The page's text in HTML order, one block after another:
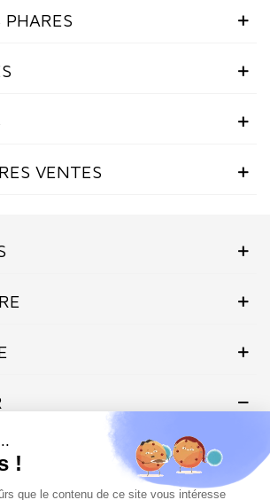
PHARES
VENTES
à notre Newsletter et recevez en
flashs, promotions et actualités.